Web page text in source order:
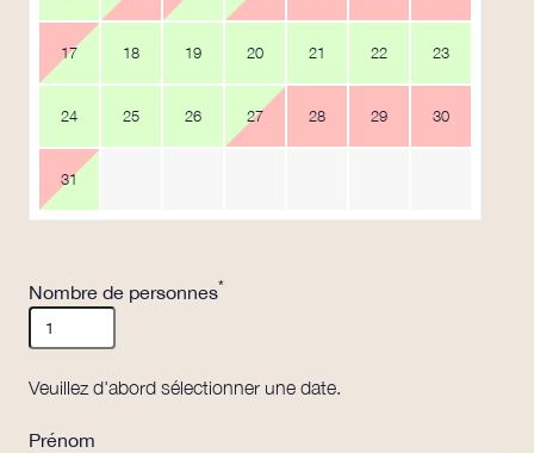
17 18 19 20 21 22 23
24 25 26 27 28 29 30
31
Nombre de personnes*
Veuillez d'abord sélectionner une date.
Prénom